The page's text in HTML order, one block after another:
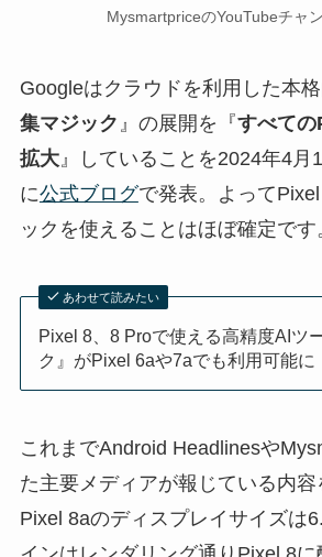
MysmartpriceのYouTubeチャ
Googleはクラウドを利用した本
集マジック 』の展開を『すべて
拡大』していることを2024年4月
に公式ブログで発表。よって
ックを使えることはほぼ確定です
あわせて読みたい
Pixel 8、8 Proで使える高精度AIツ
ク』がPixel 6aや7aでも利用可能に
これまでAndroid Headlinesや
た主要メディアが報じている内容
Pixel 8aのディスプレイサイズは